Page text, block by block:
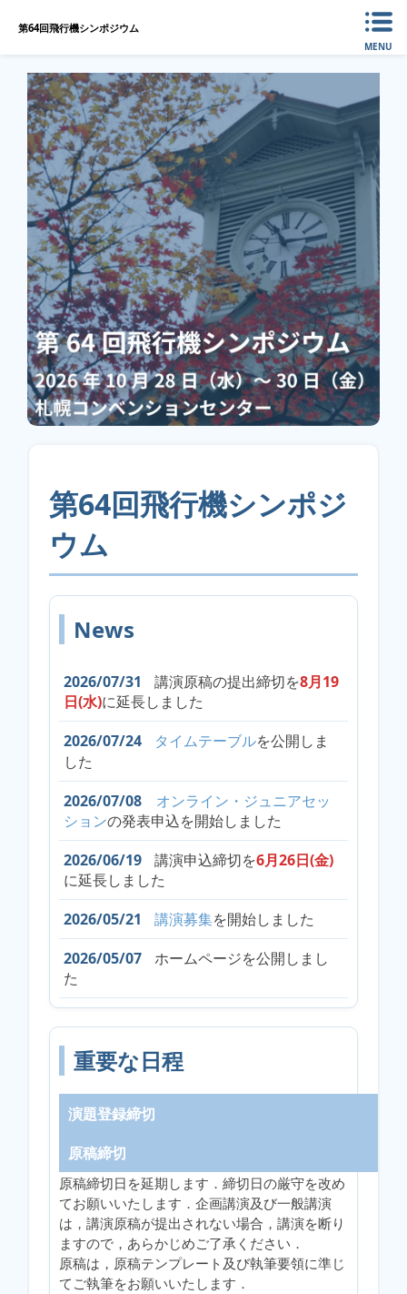
第64回飛行機シンポジウム
MENU
第64回飛行機シンポジ
ウム
News
2026/07/31 講演原稿の提出締切を8月19
日(水)に延長しました
2026/07/24
タイムテーブルを公開しま
した
2026/07/08 オンライン・ジュニアセッ
ションの発表申込を開始しました
2026/06/19
講演申込締切を6月26日(金)
に延長しました
2026/05/21
講演募集を開始しました
2026/05/07
ホームページを公開しまし
た
重要な日程
演題登録締切
原稿締切
原稿締切日を延期します．締切日の厳守を改め
てお願いいたします．企画講演及び一般講演
は，講演原稿が提出されない場合，講演を断り
ますので ，あらかじめご了承ください．
原稿は，原稿テンプレート及び執筆要領に準じ
てご執筆をお願いいたします．